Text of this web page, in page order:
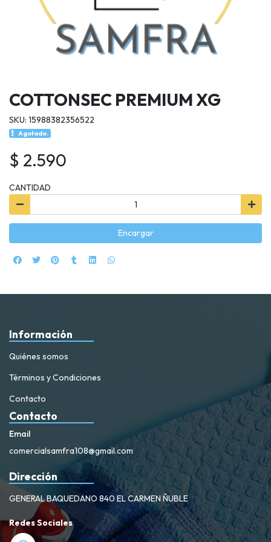
COTTONSEC PREMIUM XG
SKU: 15988382356522
Agotado.
$ 2.590
CANTIDAD
Encargar
Información
Quiénes somos
Términos y Condiciones
Contacto
Contacto
Email
comercialsamfra108@gmail.com
Dirección
GENERAL BAQUEDANO 840 EL CARMEN ÑUBLE
Redes Sociales